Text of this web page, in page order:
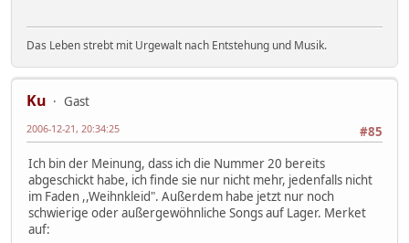
Das Leben strebt mit Urgewalt nach Entstehung und Musik.
Ku
Gast
#85
2006-12-21, 20:34:25
Ich bin der Meinung, dass ich die Nummer 20 bereits
abgeschickt habe, ich finde sie nur nicht mehr, jedenfalls nicht
im Faden ,,Weihnkleid". Außerdem habe jetzt nur noch
schwierige oder außergewöhnliche Songs auf Lager. Merket
auf: